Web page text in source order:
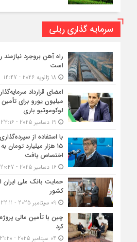
سرمایه گذاری ریلی
راه آهن بروجرد
است
لوکوموتیو باری
با استفاده از
۱۵ هزار میلیارد
اختصاص یافت
16 دسامبر 2025 - 20:47
حمایت بانک ملی
کشور
چین با تأمین مالی
کرد